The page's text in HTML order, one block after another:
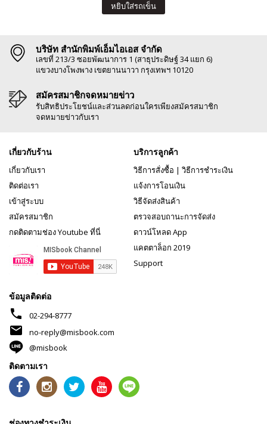
หยิบใส่รถเข็น
บริษัท สำนักพิมพ์เอ็มไอเอส จำกัด
เลขที่ 213/3 ซอยพัฒนาการ 1 (สาธุประดิษฐ์ 34 แยก 6)
แขวงบางโพงพาง เขตยานนาวา กรุงเทพฯ 10120
สมัครสมาชิกจดหมายข่าว
รับสิทธิประโยชน์และส่วนลดก่อนใครเพียงสมัครสมาชิก
จดหมายข่าวกับเรา
เกี่ยวกับร้าน
เกี่ยวกับเรา
ติดต่อเรา
เข้าสู่ระบบ
สมัครสมาชิก
กดติดตามช่อง Youtube ที่นี่
บริการลูกค้า
วิธีการสั่งซื้อ | วิธีการชำระเงิน
แจ้งการโอนเงิน
วิธีจัดส่งสินค้า
ตรวจสอบถานะการจัดส่ง
ดาวน์โหลด App
แคตตาล็อก 2019
Support
ข้อมูลติดต่อ
phone 02-294-8777
mail
no-reply@misbook.com
@misbook
ติดตามเรา